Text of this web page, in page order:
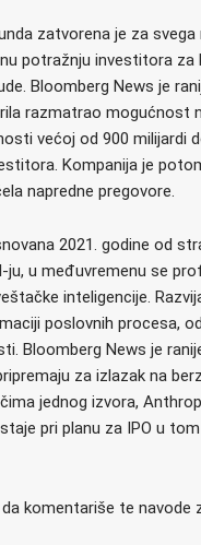
zatvorena je za svega
potražnju investitora za
Bloomberg News je
razmatrao mogućnost
većoj od 900 milijardi
Kompanija je
napredne pregovore.
2021. godine od
ju, u međuvremenu se
inteligencije.
poslovnih procesa,
Bloomberg News je
za izlazak na
jednog izvora,
pri planu za IPO u
komentariše te navode